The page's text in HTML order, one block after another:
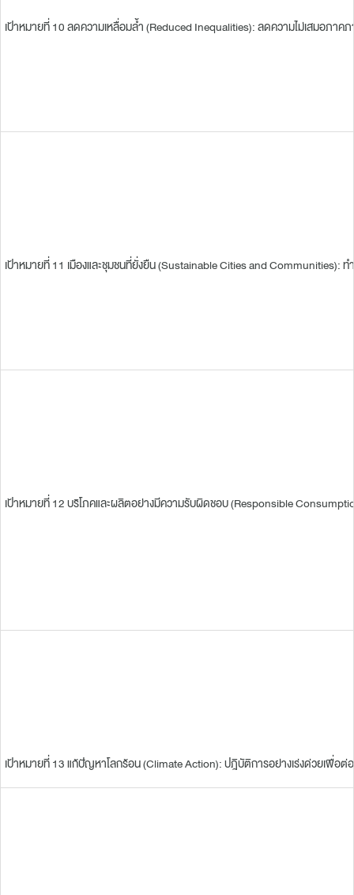
เป้าหมายที่ 10 ลดความเหลื่อมล้ำ (Reduced Inequalities): ลดความไม่เสมอภาค
เป้าหมายที่ 11 เมืองและชุมชนที่ยั่งยืน (Sustainable Cities and
เป้าหมายที่ 12 บริโภคและผลิตอย่างมีความรับผิดชอบ (Responsible
เป้าหมายที่ 13 แก้ปัญหาโลกร้อน (Climate Action): ปฎิบัติการอย่างเร่งด่วยเพื่